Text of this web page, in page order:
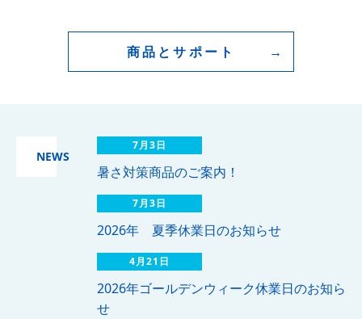
商品とサポート
NEWS
7月3日
暑さ対策商品のご案内！
7月3日
2026年 夏季休業日のお知らせ
4月21日
2026年ゴールデンウィーク休業日のお知ら
せ